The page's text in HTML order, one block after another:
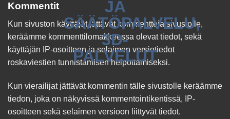
Kommentit
Kun sivuston käyttäjät jättävät kommentteja sivustolle,
keräämme kommenttilomakkeessa olevat tiedot, sekä
käyttäjän IP-osoitteen ja selaimen versiotiedot
roskaviestien tunnistamisen helpottamiseksi.
Kun vierailijat jättävät kommentin tälle sivustolle keräämme
tiedon, joka on näkyvissä kommentointikentissä, IP-
osoitteen sekä selaimen versioon liittyvät tiedot.